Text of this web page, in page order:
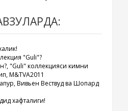
"Guli"?
"Guli" коллекцияси кимни
M&TVA2011
Вивьен Вествуд ва Шопард
хафталиги!